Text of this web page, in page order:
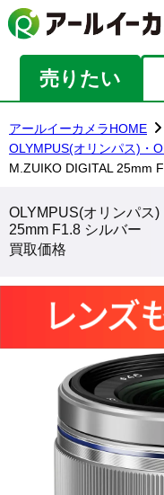
売りたい
アールイーカメラHOME
OLYMPUS(オリンパス)・
M.ZUIKO DIGITAL 25mm
OLYMPUS(オリンパス
25mm F1.8 シルバー
買取価格